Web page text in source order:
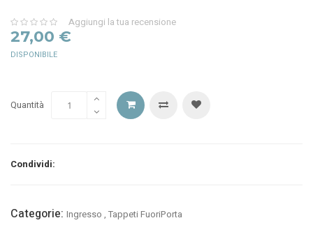
0%
Aggiungi la tua recensione
27,00 €
DISPONIBILE
Quantità
Condividi:
Categorie: Ingresso , Tappeti FuoriPorta